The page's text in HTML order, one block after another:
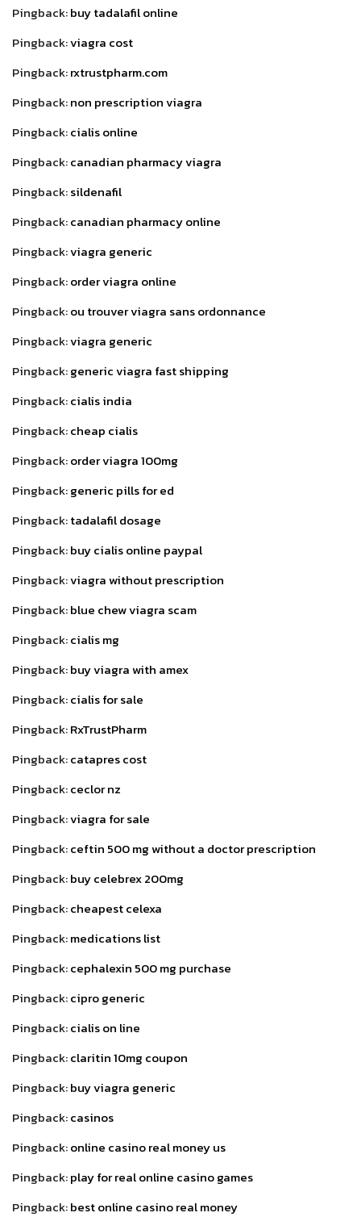
Pingback:buy tadalafil online
Pingback:viagra cost
Pingback:rxtrustpharm.com
Pingback:non prescription viagra
Pingback:cialis online
Pingback:canadian pharmacy viagra
Pingback:sildenafil
Pingback:canadian pharmacy online
Pingback:viagra generic
Pingback:order viagra online
Pingback:ou trouver viagra sans ordonnance
Pingback:viagra generic
Pingback:generic viagra fast shipping
Pingback:cialis india
Pingback:cheap cialis
Pingback:order viagra 100mg
Pingback:generic pills for ed
Pingback:tadalafil dosage
Pingback:buy cialis online paypal
Pingback:viagra without prescription
Pingback:blue chew viagra scam
Pingback:cialis mg
Pingback:buy viagra with amex
Pingback:cialis for sale
Pingback:RxTrustPharm
Pingback:catapres cost
Pingback:ceclor nz
Pingback:viagra for sale
Pingback:ceftin 500 mg without a doctor prescription
Pingback:buy celebrex 200mg
Pingback:cheapest celexa
Pingback:medications list
Pingback:cephalexin 500 mg purchase
Pingback:cipro generic
Pingback:cialis on line
Pingback:claritin 10mg coupon
Pingback:buy viagra generic
Pingback:casinos
Pingback:online casino real money us
Pingback:play for real online casino games
Pingback:best online casino real money